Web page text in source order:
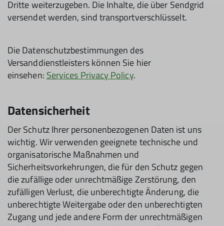
Dritte weiterzugeben. Die Inhalte, die über Sendgrid
versendet werden, sind transportverschlüsselt.
Die Datenschutzbestimmungen des
Versanddienstleisters können Sie hier
einsehen: Services Privacy Policy.
Datensicherheit
Der Schutz Ihrer personenbezogenen Daten ist uns
wichtig. Wir verwenden geeignete technische und
organisatorische Maßnahmen und
Sicherheitsvorkehrungen, die für den Schutz gegen
die zufällige oder unrechtmäßige Zerstörung, den
zufälligen Verlust, die unberechtigte Änderung, die
unberechtigte Weitergabe oder den unberechtigten
Zugang und jede andere Form der unrechtmäßigen